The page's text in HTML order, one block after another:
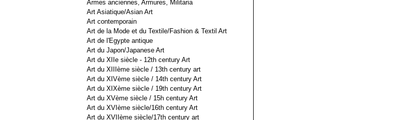
Armes anciennes, Armures, Militaria
Art Asiatique/Asian Art
Art contemporain
Art de la Mode et du Textile/Fashion & Textil Art
Art de l'Egypte antique
Art du Japon/Japanese Art
Art du XIIe siècle - 12th century Art
Art du XIIIème siècle / 13th century art
Art du XIVème siècle / 14th century Art
Art du XIXème siècle / 19th century Art
Art du XVème siècle / 15h century Art
Art du XVIème siècle/16th century Art
Art du XVIIème siècle/17th century art